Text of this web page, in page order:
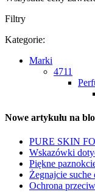
Filtry
Kategorie:
Marki
4711
Nowe artykułu na
PURE SKIN
Wskazówki
Piękne
Żegnajcie suche
Ochrona